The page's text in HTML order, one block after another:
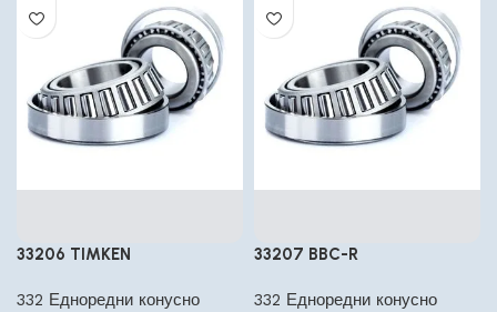
33206 TIMKEN
332 Едноредни конусно
33207 BBC-R
332 Едноредни конусно